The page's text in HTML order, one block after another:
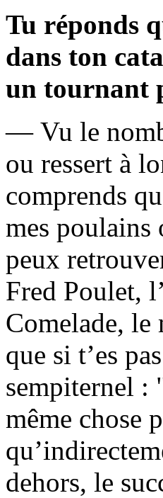
Tu réponds
dans ton
un tournant
— Vu le
ou ressert à
comprends
mes poulains
peux
Fred Poulet,
Comelade, le
que si t’es
sempiternel :
même chose
dehors, le